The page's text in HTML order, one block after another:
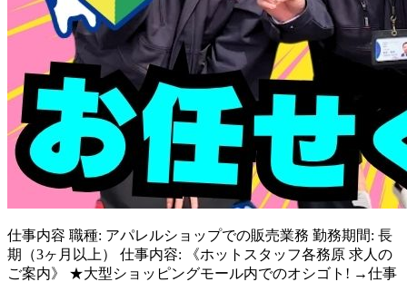
仕事内容 職種: アパレルショップでの販売業務 勤務期間: 長
期（3ヶ月以上） 仕事内容: 《ホットスタッフ各務原 求人の
ご案内》 ★大型ショッピングモール内でのオシゴト! →仕事